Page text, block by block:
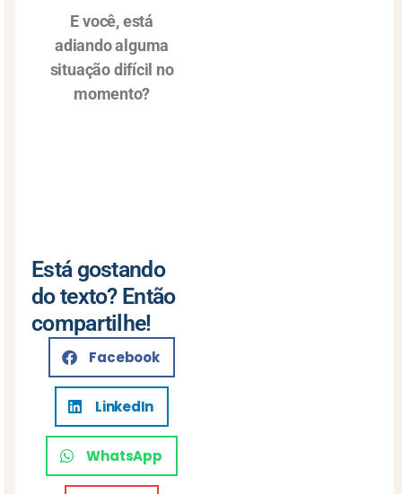
E você, está
adiando alguma
situação difícil no
momento?
Está gostando
do texto? Então
compartilhe!
Facebook
LinkedIn
WhatsApp